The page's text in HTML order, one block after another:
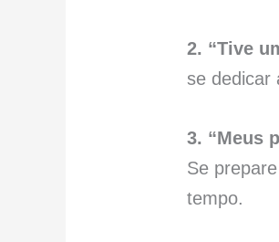
2. “Tive
se dedicar
3. “Meus
Se
tempo.